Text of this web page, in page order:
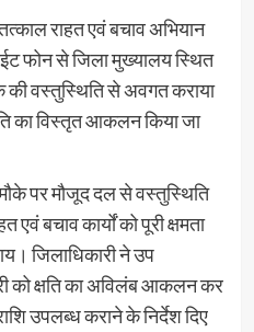
राहत एवं बचाव अभियान
फोन से जिला मुख्यालय स्थित
की वस्तुस्थिति से अवगत कराया
का विस्तृत आकलन किया जा
पर मौजूद दल से वस्तुस्थिति
बचाव कार्यों को पूरी क्षमता
जिलाधिकारी ने उप
को क्षति का अविलंब आकलन कर
उपलब्ध कराने के निर्देश दिए